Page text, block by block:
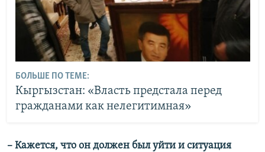
БОЛЬШЕ ПО ТЕМЕ:
Кыргызстан: «Власть предстала перед
гражданами как нелегитимная»
– Кажется, что он должен был уйти и ситуация